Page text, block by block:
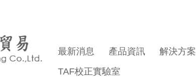
最新消息 產品資訊 解決方案
TAF校正實驗室